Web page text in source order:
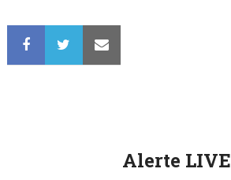
Alerte LIVE